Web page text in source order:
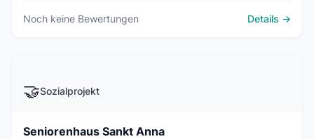
Noch keine Bewertungen Details →
🤝Sozialprojekt
Seniorenhaus Sankt Anna